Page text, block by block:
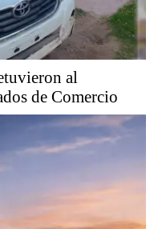
al
de Comercio